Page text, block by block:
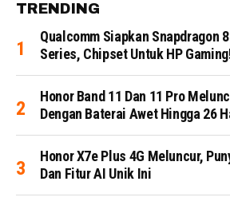
TRENDING
Qualcomm Siapkan Snapdragon
Series, Chipset Untuk HP
Honor Band 11 Dan 11 Pro
Dengan Baterai Awet Hingga 26
Honor X7e Plus 4G Meluncur,
Dan Fitur AI Unik Ini